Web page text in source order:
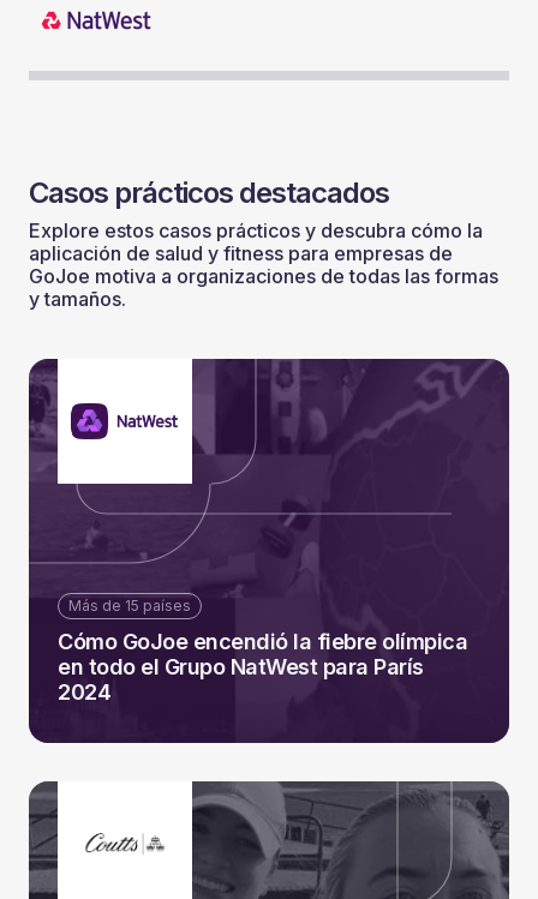
Casos prácticos destacados
Explore estos casos prácticos y descubra cómo la
aplicación de salud y fitness para empresas de
GoJoe motiva a organizaciones de todas las formas
y tamaños.
Más de 15 países
Cómo GoJoe encendió la fiebre olímpica
en todo el Grupo NatWest para París
2024